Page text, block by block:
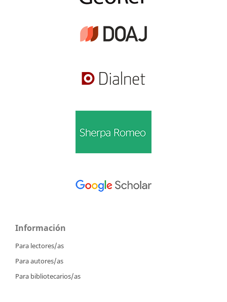
Información
Para lectores/as
Para autores/as
Para bibliotecarios/as